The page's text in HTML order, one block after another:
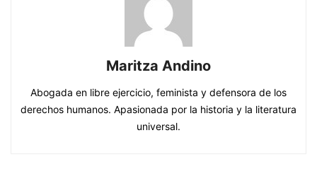
Maritza Andino
Abogada en libre ejercicio, feminista y defensora de los
derechos humanos. Apasionada por la historia y la literatura
universal.